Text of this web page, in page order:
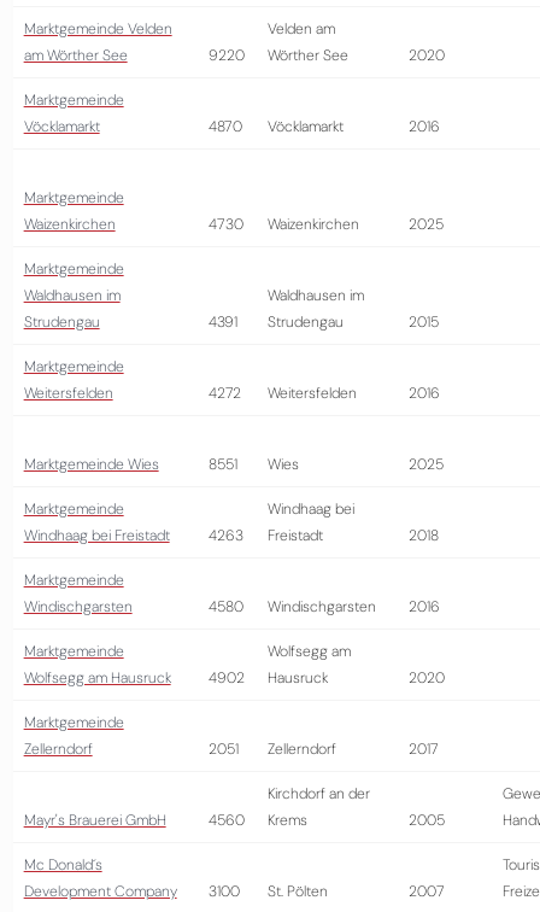
Marktgemeinde Velden
am Wörther See
9220
Velden am
Wörther See
2020
Marktgemeinde
Vöcklamarkt
4870 Vöcklamarkt 2016
Marktgemeinde
Waizenkirchen
4730 Waizenkirchen 2025
Marktgemeinde
Waldhausen im
Strudengau
4391
Waldhausen im
Strudengau
2015
Marktgemeinde
Weitersfelden
4272 Weitersfelden 2016
Marktgemeinde Wies 8551 Wies 2025
Marktgemeinde
Windhaag bei Freistadt
4263
Windhaag bei
Freistadt
2018
Marktgemeinde
Windischgarsten
4580 Windischgarsten 2016
Marktgemeinde
Wolfsegg am Hausruck
4902
Wolfsegg am
Hausruck
2020
Marktgemeinde
Zellerndorf
2051 Zellerndorf 2017
Mayr's Brauerei GmbH 4560
Kirchdorf an der
Krems
2005
Mc Donald´s
Development Company
3100 St. Pölten 2007